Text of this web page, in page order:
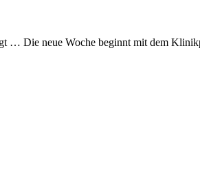
… Die neue Woche beginnt mit dem